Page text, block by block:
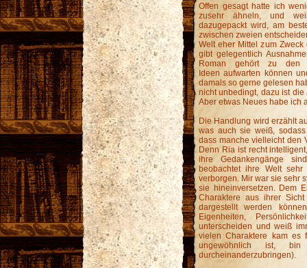
Offen gesagt hatte ich
zusehr ähneln, und
dazugepackt wird, am
zwischen zweien
Welt eher Mittel zum
gibt gelegentlich
Roman gehört zu den
Ideen aufwarten können
damals so gerne gelesen
nicht unbedingt, dazu ist
Aber etwas Neues habe ich
Die Handlung wird erzählt
was auch sie weiß,
dass manche vielleicht den
Denn Ria ist recht
ihre Gedankengänge
beobachtet ihre Welt sehr
verborgen. Mir war sie sehr
sie hineinversetzen. Dem
Charaktere aus ihrer
dargestellt werden
Eigenheiten,
unterscheiden und weiß
vielen Charaktere kam es
ungewöhnlich ist,
durcheinanderzubringen).